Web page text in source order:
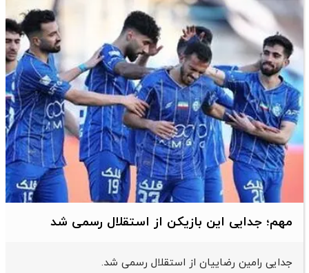
مهم؛ جدایی این بازیکن از استقلال رسمی شد
جدایی رامین رضاییان از استقلال رسمی شد.